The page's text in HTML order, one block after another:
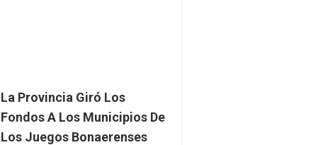
La Provincia Giró Los
Fondos A Los Municipios De
Los Juegos Bonaerenses